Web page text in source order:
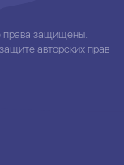
защищены.
авторских прав